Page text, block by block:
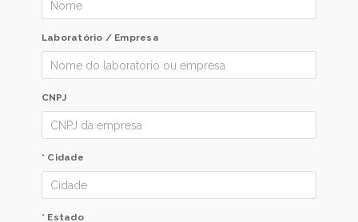
Laboratório / Empresa
CNPJ
* Cidade
* Estado